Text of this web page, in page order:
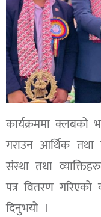
कार्यक्रममा क्लबको
गराउन आर्थिक तथा
संस्था तथा
पत्र वितरण
दिनुभयो ।